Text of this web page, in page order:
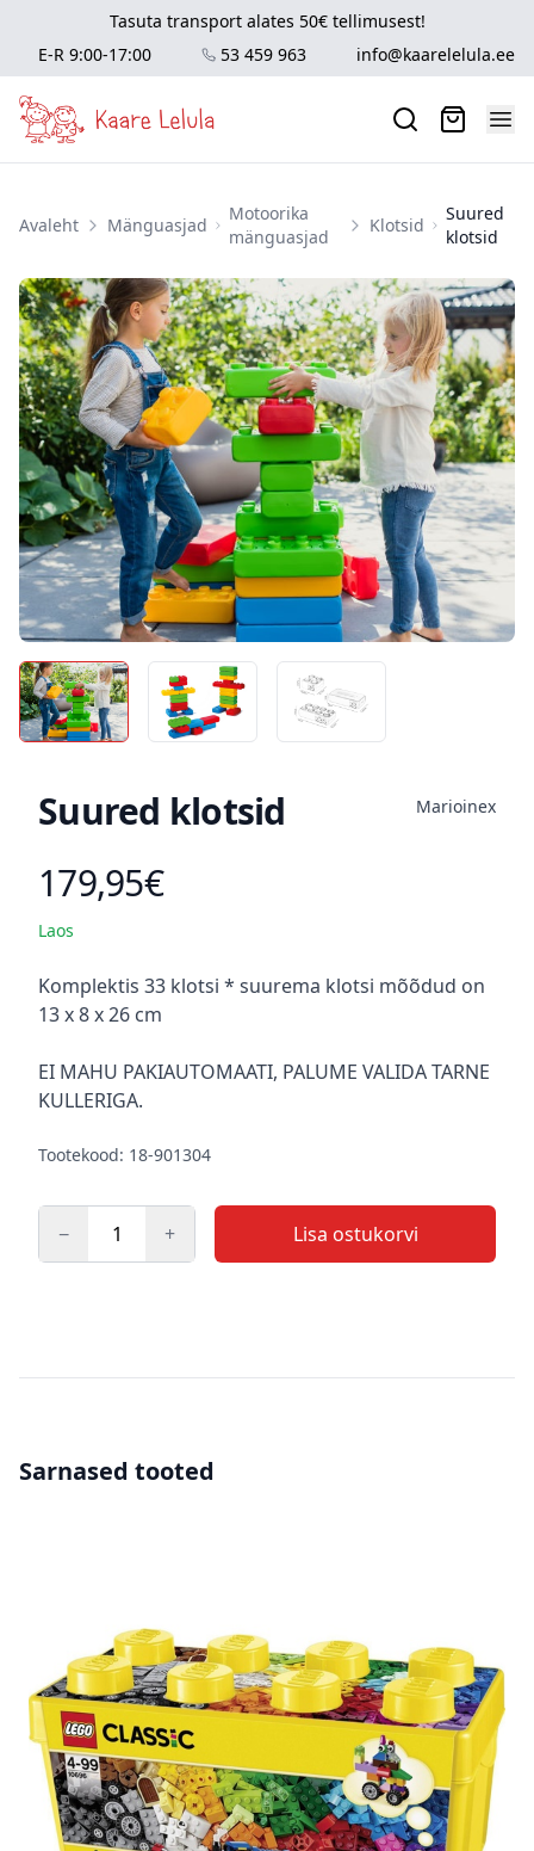
Tasuta transport alates 50€ tellimusest!
E-R 9:00-17:00
53 459 963 info@kaarelelula.ee
Avaleht Mänguasjad
Motoorika
mänguasjad
Klotsid
Suured
klotsid
Suured klotsid Marioinex
Toote hind
179,95€
Laos
Kirjeldus
Komplektis 33 klotsi * suurema klotsi mõõdud on
13 x 8 x 26 cm
EI MAHU PAKIAUTOMAATI, PALUME VALIDA TARNE
KULLERIGA.
Tootekood: 18-901304
− + Lisa ostukorvi
Sarnased tooted